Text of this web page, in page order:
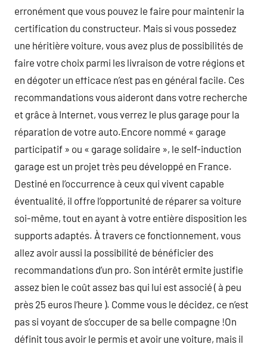
erronément que vous pouvez le faire pour maintenir la
certification du constructeur. Mais si vous possedez
une héritière voiture, vous avez plus de possibilités de
faire votre choix parmi les livraison de votre régions et
en dégoter un efficace n’est pas en général facile. Ces
recommandations vous aideront dans votre recherche
et grâce à Internet, vous verrez le plus garage pour la
réparation de votre auto.Encore nommé « garage
participatif » ou « garage solidaire », le self-induction
garage est un projet très peu développé en France.
Destiné en l’occurrence à ceux qui vivent capable
éventualité, il offre l’opportunité de réparer sa voiture
soi-même, tout en ayant à votre entière disposition les
supports adaptés. À travers ce fonctionnement, vous
allez avoir aussi la possibilité de bénéficier des
recommandations d’un pro. Son intérêt ermite justifie
assez bien le coût assez bas qui lui est associé ( à peu
près 25 euros l’heure ). Comme vous le décidez, ce n’est
pas si voyant de s’occuper de sa belle compagne !On
définit tous avoir le permis et avoir une voiture, mais il